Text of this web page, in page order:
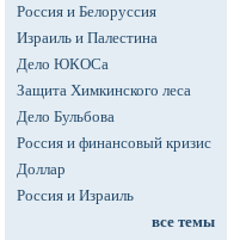
Россия и Белоруссия
Израиль и Палестина
Дело ЮКОСа
Защита Химкинского леса
Дело Бульбова
Россия и финансовый кризис
Доллар
Россия и Израиль
все темы